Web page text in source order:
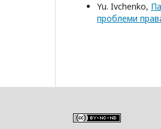
Yu. Ivchenko,
проблеми